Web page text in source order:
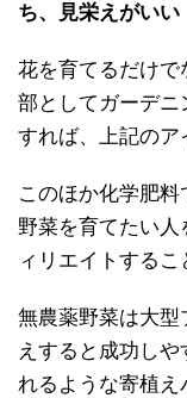
ち、見栄えがいい
花を育てるだけで
部としてガーデニ
すれば、上記のア
このほか化学肥
野菜を育てたい人
ィリエイトするこ
無農薬野菜は大型
えすると成功し
れるような寄植え